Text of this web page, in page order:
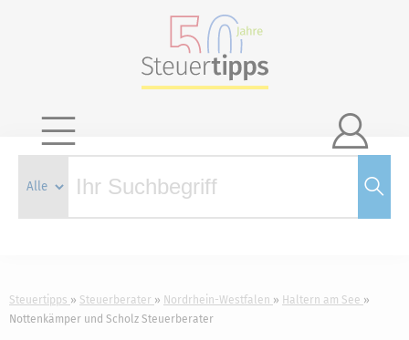

Steuertipps Steuerberater Nordrhein-Westfalen
Haltern am See
Nottenkämper und Scholz Steuerberater